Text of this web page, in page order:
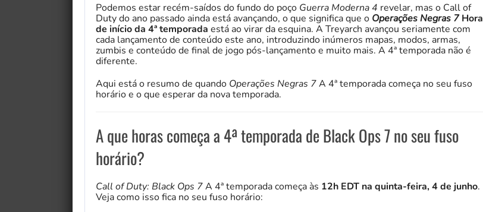
Podemos estar recém-saídos do fundo do poço Guerra Moderna 4 revelar, mas o Call of
Duty do ano passado ainda está avançando, o que significa que o Operações Negras 7Hora
de início da 4ª temporada está ao virar da esquina. A Treyarch avançou seriamente com
cada lançamento de conteúdo este ano, introduzindo inúmeros mapas, modos, armas,
zumbis e conteúdo de final de jogo pós-lançamento e muito mais. A 4ª temporada não é
diferente.
Aqui está o resumo de quando Operações Negras 7A 4ª temporada começa no seu fuso
horário e o que esperar da nova temporada.
A que horas começa a 4ª temporada de Black Ops 7 no seu fuso
horário?
Call of Duty: Black Ops 7A 4ª temporada começa às 12h EDT na quinta-feira, 4 de junho.
Veja como isso fica no seu fuso horário: